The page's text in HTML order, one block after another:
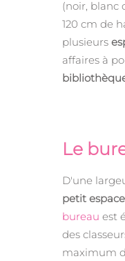
(noir, blanc
120 cm de
plusieurs
affaires à
Le
D'une
petit
bureau est
des
maximum